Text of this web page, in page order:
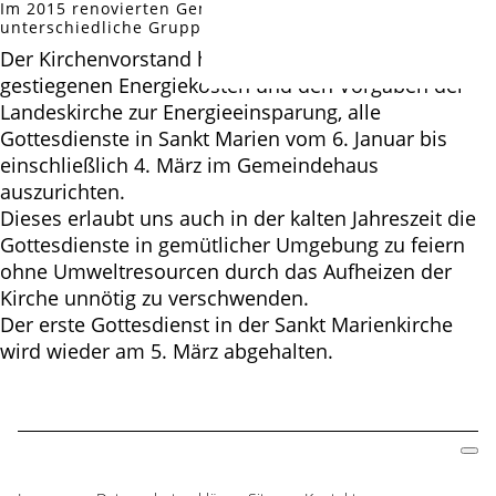
Im 2015 renovierten Gemeindehaus treffen sich
unterschiedliche Gruppen & Kreise (Foto: F.Gartmann)
Der Kirchenvorstand hat beschlossen, auf Grund der
gestiegenen Energiekosten und den Vorgaben der
Landeskirche zur Energieeinsparung, alle
Gottesdienste in Sankt Marien vom 6. Januar bis
einschließlich 4. März im Gemeindehaus
auszurichten.
Dieses erlaubt uns auch in der kalten Jahreszeit die
Gottesdienste in gemütlicher Umgebung zu feiern
ohne Umweltresourcen durch das Aufheizen der
Kirche unnötig zu verschwenden.
Der erste Gottesdienst in der Sankt Marienkirche
wird wieder am 5. März abgehalten.